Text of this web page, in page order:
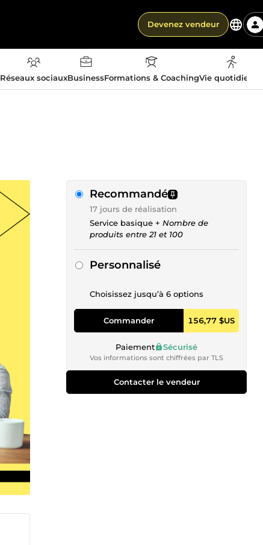
Devenez vendeur
Réseaux sociauxBusinessFormations & CoachingVie
Recommandé
17 jours de réalisation
Service basique + Nombre de
produits entre 21 et 100
Personnalisé
Choisissez jusqu’à 6 options
Commander 156,77 $US
Paiement Sécurisé
Vos informations sont chiffrées par TLS
Contacter le vendeur